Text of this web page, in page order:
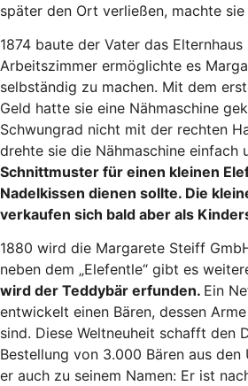
später den Ort verließen, machte
1874 baute der Vater das Elternhaus
Arbeitszimmer ermöglichte es
selbständig zu machen. Mit dem
Geld hatte sie eine Nähmaschine
Schwungrad nicht mit der rechten
drehte sie die Nähmaschine einfach
Schnittmuster für einen kleinen
Nadelkissen dienen sollte. Die
verkaufen sich bald aber als
1880 wird die Margarete Steiff
neben dem „Elefentle“ gibt es
wird der Teddybär erfunden. Ein
entwickelt einen Bären, dessen
sind. Diese Weltneuheit schafft den
Bestellung von 3.000 Bären aus den
er auch zu seinem Namen: Er ist